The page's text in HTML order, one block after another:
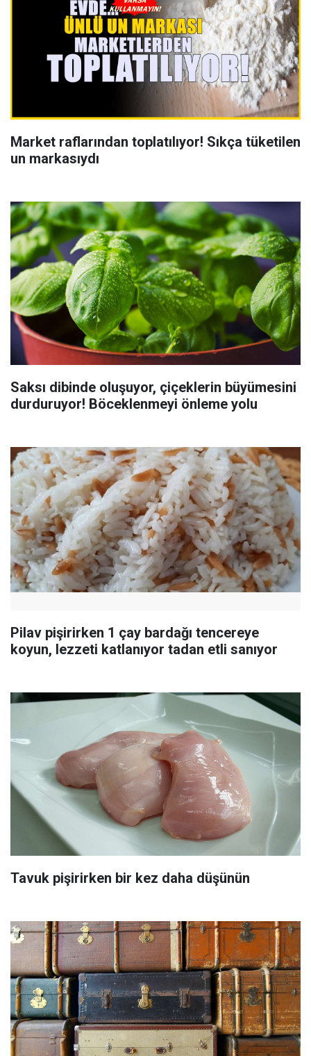
Market raflarından toplatılıyor! Sıkça tüketilen
un markasıydı
Saksı dibinde oluşuyor, çiçeklerin büyümesini
durduruyor! Böceklenmeyi önleme yolu
Pilav pişirirken 1 çay bardağı tencereye
koyun, lezzeti katlanıyor tadan etli sanıyor
Tavuk pişirirken bir kez daha düşünün